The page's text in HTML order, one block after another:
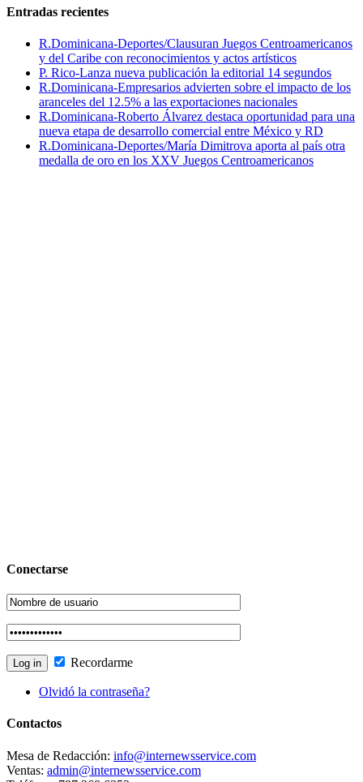
Entradas recientes
R.Dominicana-Deportes/Clausuran Juegos Centroamericanos
y del Caribe con reconocimientos y actos artísticos
P. Rico-Lanza nueva publicación la editorial 14 segundos
R.Dominicana-Empresarios advierten sobre el impacto de los
aranceles del 12.5% a las exportaciones nacionales
R.Dominicana-Roberto Álvarez destaca oportunidad para una
nueva etapa de desarrollo comercial entre México y RD
R.Dominicana-Deportes/María Dimitrova aporta al país otra
medalla de oro en los XXV Juegos Centroamericanos
Conectarse
Recordarme
Olvidó la contraseña?
Contactos
Mesa de Redacción: info@internewsservice.com
Ventas: admin@internewsservice.com